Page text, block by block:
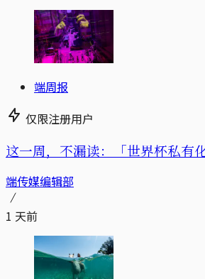
端周报
仅限注册用户
这一周，不漏读：「世界杯私有
端传媒编辑部
1 天前